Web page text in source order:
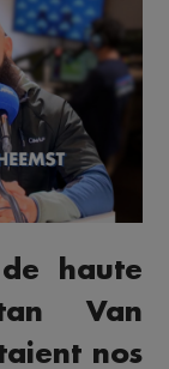
haute
Van
nos